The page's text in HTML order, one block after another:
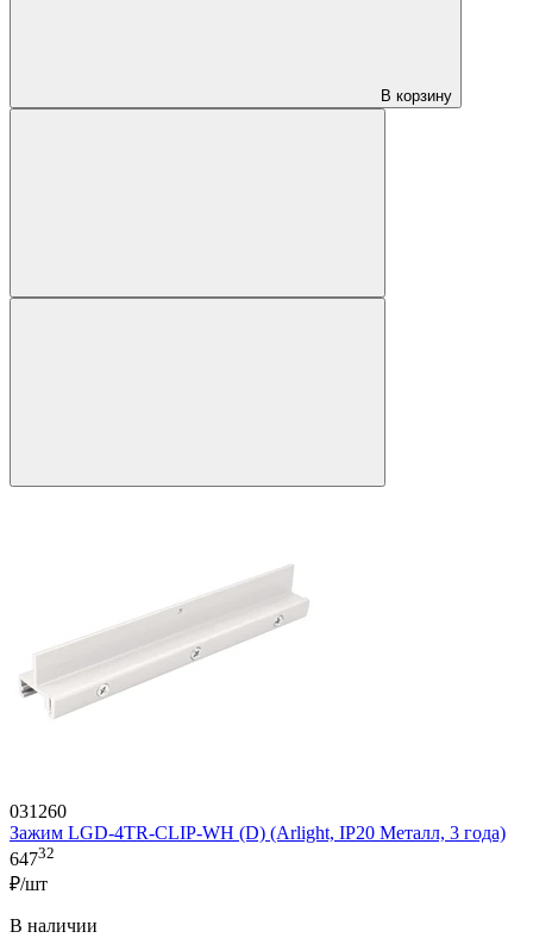
В корзину
031260
Зажим LGD-4TR-CLIP-WH (D) (Arlight, IP20 Металл, 3 года)
64732
₽/шт
В наличии